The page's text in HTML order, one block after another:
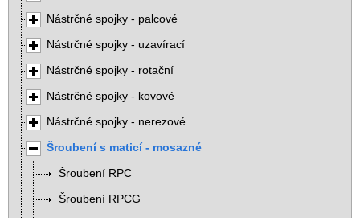
Nástrčné spojky - palcové
Nástrčné spojky - uzavírací
Nástrčné spojky - rotační
Nástrčné spojky - kovové
Nástrčné spojky - nerezové
Šroubení s maticí - mosazné
Šroubení RPC
Šroubení RPCG